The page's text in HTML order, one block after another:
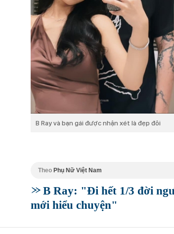
B Ray và bạn gái được nhận xét là đẹp đôi
Theo Phụ Nữ Việt Nam
B Ray: "Đi hết 1/3 đời
mới hiểu chuyện"